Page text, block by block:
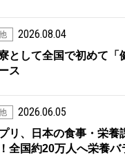
2026.08.04
として全国で初めて「
ス
2026.06.05
リ、日本の食事・栄養
全国約20万人へ栄養